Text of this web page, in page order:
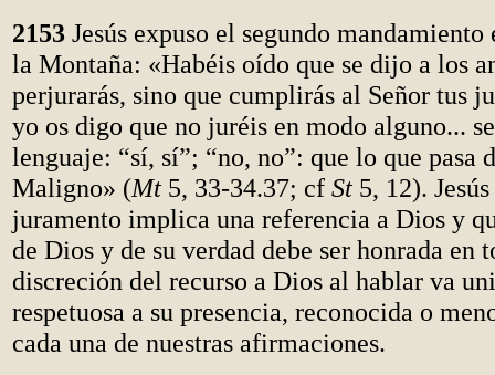
2153 Jesús expuso el segundo mandamiento
la Montaña: «Habéis oído que se dijo a los
perjurarás, sino que cumplirás al Señor tus
yo os digo que no juréis en modo alguno...
lenguaje: “sí, sí”; “no, no”: que lo que pasa
Maligno» (Mt 5, 33-34.37; cf St 5, 12).
juramento implica una referencia a Dios y
de Dios y de su verdad debe ser honrada en
discreción del recurso a Dios al hablar va
respetuosa a su presencia, reconocida o
cada una de nuestras afirmaciones.